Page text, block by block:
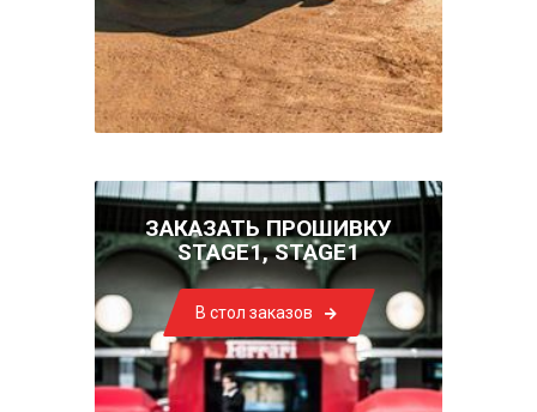
ЗАКАЗАТЬ ПРОШИВКУ
STAGE1, STAGE1
В стол заказов